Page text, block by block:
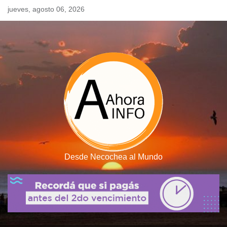
Skipjueves, agosto 06, 2026
Desde Necochea al Mundo